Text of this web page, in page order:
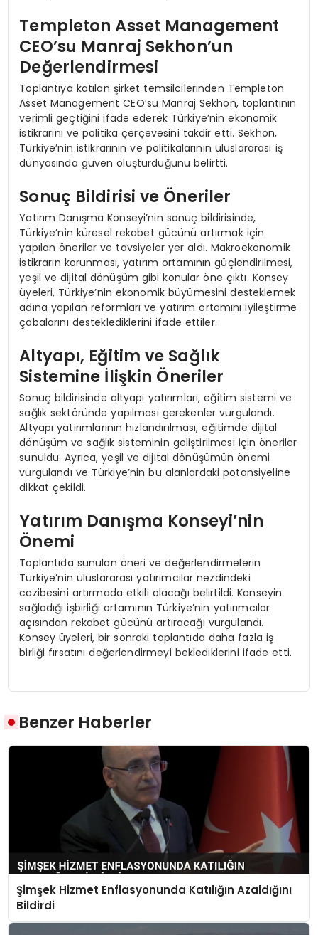
Templeton Asset Management
CEO’su Manraj Sekhon’un
Değerlendirmesi
Toplantıya katılan şirket temsilcilerinden Templeton
Asset Management CEO’su Manraj Sekhon, toplantının
verimli geçtiğini ifade ederek Türkiye’nin ekonomik
istikrarını ve politika çerçevesini takdir etti. Sekhon,
Türkiye’nin istikrarının ve politikalarının uluslararası iş
dünyasında güven oluşturduğunu belirtti.
Sonuç Bildirisi ve Öneriler
Yatırım Danışma Konseyi’nin sonuç bildirisinde,
Türkiye’nin küresel rekabet gücünü artırmak için
yapılan öneriler ve tavsiyeler yer aldı. Makroekonomik
istikrarın korunması, yatırım ortamının güçlendirilmesi,
yeşil ve dijital dönüşüm gibi konular öne çıktı. Konsey
üyeleri, Türkiye’nin ekonomik büyümesini desteklemek
adına yapılan reformları ve yatırım ortamını iyileştirme
çabalarını desteklediklerini ifade ettiler.
Altyapı, Eğitim ve Sağlık
Sistemine İlişkin Öneriler
Sonuç bildirisinde altyapı yatırımları, eğitim sistemi ve
sağlık sektöründe yapılması gerekenler vurgulandı.
Altyapı yatırımlarının hızlandırılması, eğitimde dijital
dönüşüm ve sağlık sisteminin geliştirilmesi için öneriler
sunuldu. Ayrıca, yeşil ve dijital dönüşümün önemi
vurgulandı ve Türkiye’nin bu alanlardaki potansiyeline
dikkat çekildi.
Yatırım Danışma Konseyi’nin
Önemi
Toplantıda sunulan öneri ve değerlendirmelerin
Türkiye’nin uluslararası yatırımcılar nezdindeki
cazibesini artırmada etkili olacağı belirtildi. Konseyin
sağladığı işbirliği ortamının Türkiye’nin yatırımcılar
açısından rekabet gücünü artıracağı vurgulandı.
Konsey üyeleri, bir sonraki toplantıda daha fazla iş
birliği fırsatını değerlendirmeyi beklediklerini ifade etti.
Benzer Haberler
Şimşek Hizmet Enflasyonunda Katılığın Azaldığını
Bildirdi